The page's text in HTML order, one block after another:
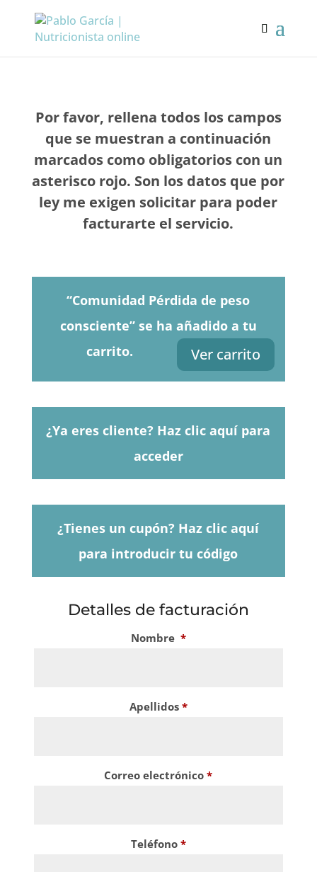
Por favor, rellena todos los campos
que se muestran a continuación
marcados como obligatorios con un
asterisco rojo. Son los datos que por
ley me exigen solicitar para poder
facturarte el servicio.
“Comunidad Pérdida de peso
consciente” se ha añadido a tu
carrito.
Ver carrito
¿Ya eres cliente? Haz clic aquí para
acceder
¿Tienes un cupón? Haz clic aquí
para introducir tu código
Detalles de facturación
Nombre *
Apellidos *
Correo electrónico*
Teléfono *